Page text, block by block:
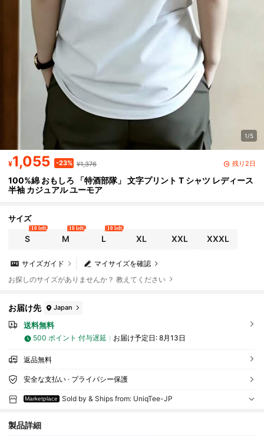
1/5
¥1,055 -23% ¥1,376 残り2日
100%綿 おもしろ 「特酒部隊」 文字プリント T シャツ レディース
半袖 カジュアル ユーモア
サイズ
S
10 left
M
10 left
L
10 left
XL XXL XXXL
マイサイズを確認
サイズガイド
お探しのサイズがありませんか？ 教えてください
お届け先 Japan
送料無料
500 ポイント 付与遅延 お届け予定日: 8月13日
返品無料
安全な支払い · プライバシー保護
Marketplace Sold by & Ships from: UniqTee-JP
製品詳細